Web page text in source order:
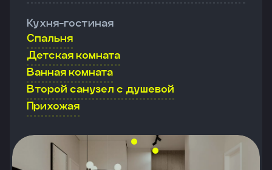
Кухня-гостиная
Спальня
Детская комната
Ванная комната
Второй санузел с душевой
Прихожая